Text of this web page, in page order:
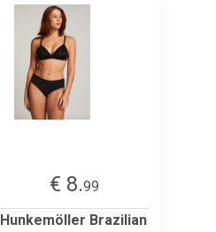
€ 8.99
Hunkemöller Brazilian